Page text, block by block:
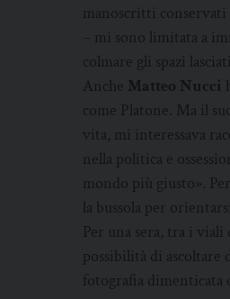
manoscritti conservati
– mi sono limitata a
colmare gli spazi
Anche Matteo Nucci
come Platone. Ma il
vita, mi interessava
nella politica e
mondo più giusto».
la bussola per
Per una sera, tra i
possibilità di ascoltare
fotografia dimenticata